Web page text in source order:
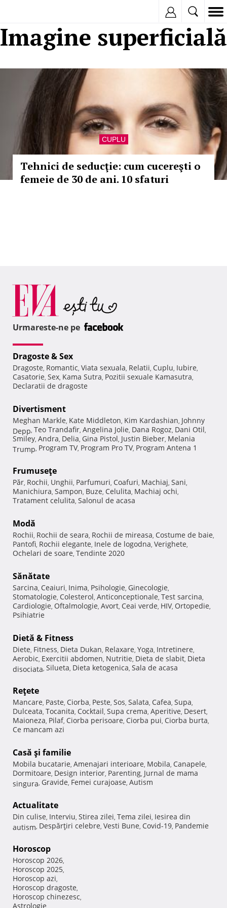
Imagine superficială
CUPLU
Tehnici de seducţie: cum cucereşti o
femeie de 30 de ani. 10 sfaturi
Urmareste-ne pe
Dragoste & Sex
Dragoste, Romantic, Viata sexuala, Relatii, Cuplu, Iubire,
Casatorie, Sex, Kama Sutra, Pozitii sexuale Kamasutra,
Declaratii de dragoste
Divertisment
Meghan Markle, Kate Middleton, Kim Kardashian, Johnny
Depp, Teo Trandafir, Angelina Jolie, Dana Rogoz, Dani Otil,
Smiley, Andra, Delia, Gina Pistol, Justin Bieber, Melania
Trump, Program TV, Program Pro TV, Program Antena 1
Frumuseţe
Păr, Rochii, Unghii, Parfumuri, Coafuri, Machiaj, Sani,
Manichiura, Sampon, Buze, Celulita, Machiaj ochi,
Tratament celulita, Salonul de acasa
Modă
Rochii, Rochii de seara, Rochii de mireasa, Costume de baie,
Pantofi, Rochii elegante, Inele de logodna, Verighete,
Ochelari de soare, Tendinte 2020
Sănătate
Sarcina, Ceaiuri, Inima, Psihologie, Ginecologie,
Stomatologie, Colesterol, Anticonceptionale, Test sarcina,
Cardiologie, Oftalmologie, Avort, Ceai verde, HIV, Ortopedie,
Psihiatrie
Dietă & Fitness
Diete, Fitness, Dieta Dukan, Relaxare, Yoga, Intretinere,
Aerobic, Exercitii abdomen, Nutritie, Dieta de slabit, Dieta
disociata, Silueta, Dieta ketogenica, Sala de acasa
Reţete
Mancare, Paste, Ciorba, Peste, Sos, Salata, Cafea, Supa,
Dulceata, Tocanita, Cocktail, Supa crema, Aperitive, Desert,
Maioneza, Pilaf, Ciorba perisoare, Ciorba pui, Ciorba burta,
Ce mancam azi
Casă şi familie
Mobila bucatarie, Amenajari interioare, Mobila, Canapele,
Dormitoare, Design interior, Parenting, Jurnal de mama
singura, Gravide, Femei curajoase, Autism
Actualitate
Din culise, Interviu, Stirea zilei, Tema zilei, Iesirea din
autism, Despărţiri celebre, Vesti Bune, Covid-19, Pandemie
Horoscop
Horoscop 2026,
Horoscop 2025,
Horoscop azi,
Horoscop dragoste,
Horoscop chinezesc,
Astrologie